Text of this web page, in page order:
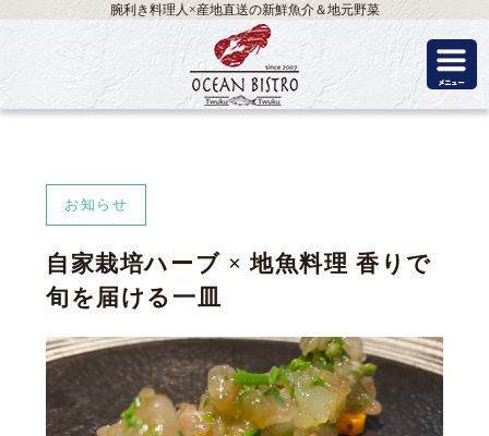
腕利き料理人×産地直送の新鮮魚介＆地元野菜
お知らせ
自家栽培ハーブ × 地魚料理 香りで
旬を届ける一皿